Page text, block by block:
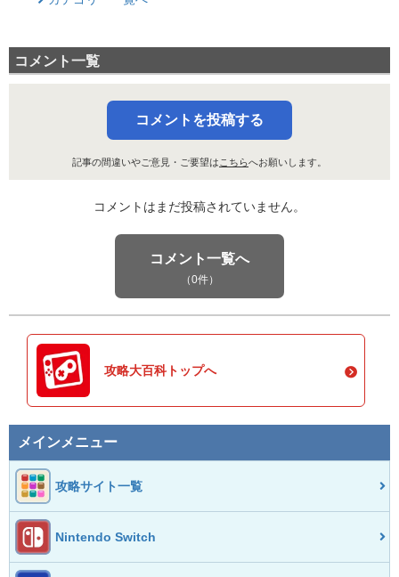
コメント一覧
コメントを投稿する
記事の間違いやご意見・ご要望は こちらへお願いします。
コメントはまだ投稿されていません。
コメント一覧へ
（0件）
攻略大百科トップへ
メインメニュー
攻略サイト一覧
Nintendo Switch